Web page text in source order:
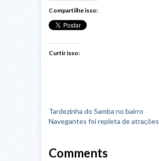
Compartilhe isso:
Curtir isso:
Tardezinha do Samba no bairro
Navegantes foi repleta de atrações
Comments